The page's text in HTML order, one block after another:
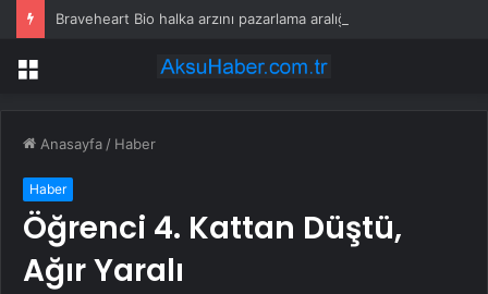
Menü
Anasayfa / Haber
Haber
Öğrenci 4. Kattan Düştü,
Ağır Yaralı